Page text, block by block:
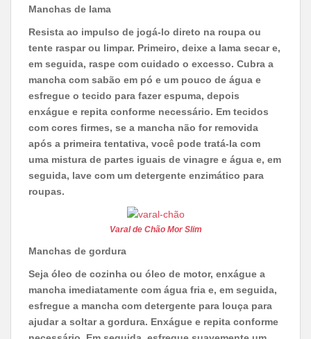
Manchas de lama
Resista ao impulso de jogá-lo direto na roupa ou
tente raspar ou limpar. Primeiro, deixe a lama secar e,
em seguida, raspe com cuidado o excesso. Cubra a
mancha com sabão em pó e um pouco de água e
esfregue o tecido para fazer espuma, depois
enxágue e repita conforme necessário. Em tecidos
com cores firmes, se a mancha não for removida
após a primeira tentativa, você pode tratá-la com
uma mistura de partes iguais de vinagre e água e, em
seguida, lave com um detergente enzimático para
roupas.
Varal de Chão Mor Slim
Manchas de gordura
Seja óleo de cozinha ou óleo de motor, enxágue a
mancha imediatamente com água fria e, em seguida,
esfregue a mancha com detergente para louça para
ajudar a soltar a gordura. Enxágue e repita conforme